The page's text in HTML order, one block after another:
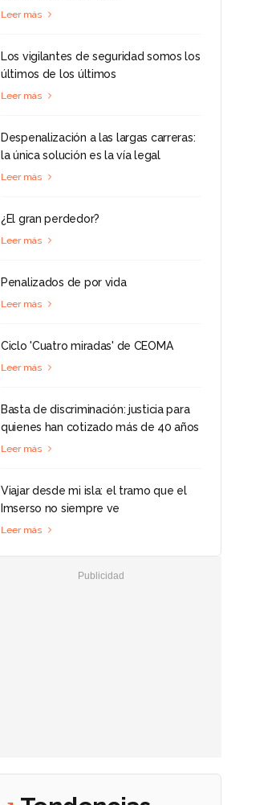
Leer más
Los vigilantes de seguridad somos los
últimos de los últimos
Leer más
Despenalización a las largas carreras:
la única solución es la vía legal
Leer más
¿El gran perdedor?
Leer más
Penalizados de por vida
Leer más
Ciclo 'Cuatro miradas' de CEOMA
Leer más
Basta de discriminación: justicia para
quienes han cotizado más de 40 años
Leer más
Viajar desde mi isla: el tramo que el
Imserso no siempre ve
Leer más